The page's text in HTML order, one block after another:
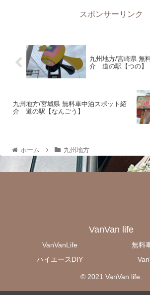
スポンサーリンク
九州地方/宮崎県 無
介 道の駅【つの】
九州地方/宮城県 無料車中泊スポット紹
介 道の駅【なんごう】
ホーム 九州地方
VanVan life
VanVanLife
無料
ハイエースDIY
© 2021 VanVan life.